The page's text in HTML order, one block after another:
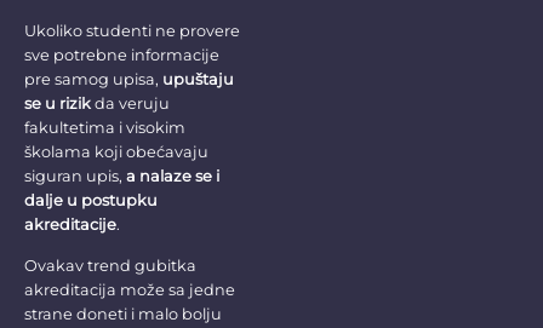
Ukoliko studenti ne provere
sve potrebne informacije
pre samog upisa, upuštaju
se u rizik da veruju
fakultetima i visokim
školama koji obećavaju
siguran upis, a nalaze se i
dalje u postupku
akreditacije.
Ovakav trend gubitka
akreditacija može sa jedne
strane doneti i malo bolju